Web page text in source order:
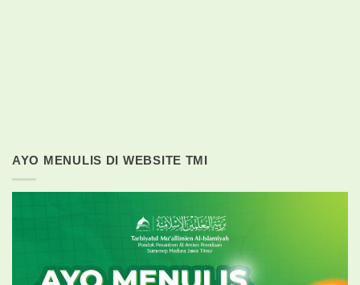
AYO MENULIS DI WEBSITE TMI